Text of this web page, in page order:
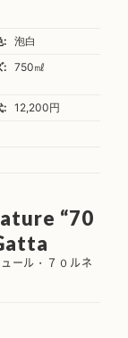
:
泡白
: 750㎖
:
12,200円
“70
ール・７０ルネ